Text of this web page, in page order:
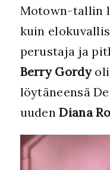
Motown-tallin
kuin
perustaja ja
Berry Gordyoli
löytäneensä
uudenDiana